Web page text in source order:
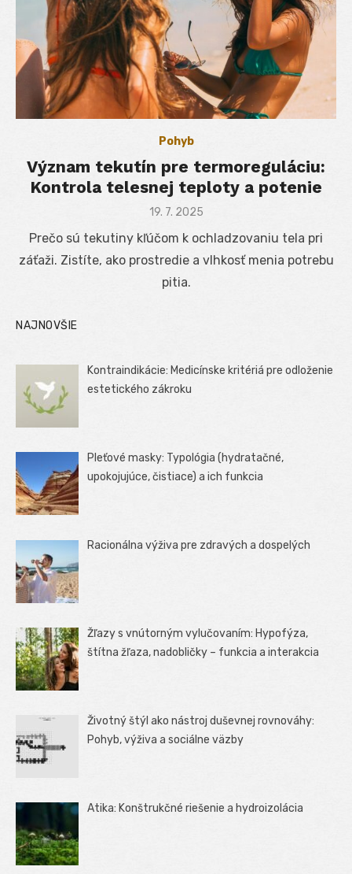
Pohyb
Význam tekutín pre termoreguláciu:
Kontrola telesnej teploty a potenie
Posted
19. 7. 2025
Prečo sú tekutiny kľúčom k ochladzovaniu tela pri
záťaži. Zistíte, ako prostredie a vlhkosť menia potrebu
pitia.
NAJNOVŠIE
Kontraindikácie: Medicínske kritériá pre odloženie
estetického zákroku
Pleťové masky: Typológia (hydratačné,
upokojujúce, čistiace) a ich funkcia
Racionálna výživa pre zdravých a dospelých
Žľazy s vnútorným vylučovaním: Hypofýza,
štítna žľaza, nadobličky – funkcia a interakcia
Životný štýl ako nástroj duševnej rovnováhy:
Pohyb, výživa a sociálne väzby
Atika: Konštrukčné riešenie a hydroizolácia